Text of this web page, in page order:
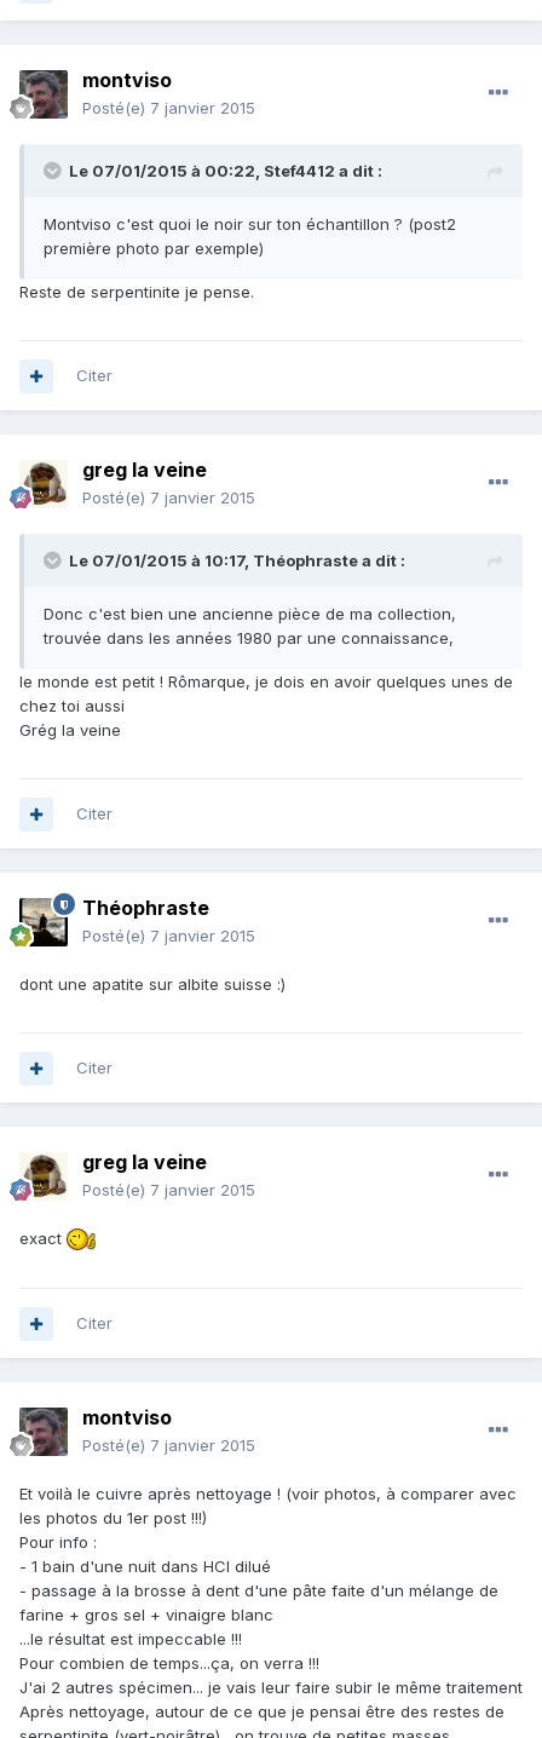
montviso
Posté(e) 7 janvier 2015
Le 07/01/2015 à 00:22, Stef4412 a dit :
Montviso c'est quoi le noir sur ton échantillon ? (post2
première photo par exemple)
Reste de serpentinite je pense.
Citer
greg la veine
Posté(e) 7 janvier 2015
Le 07/01/2015 à 10:17, Théophraste a dit :
Donc c'est bien une ancienne pièce de ma collection,
trouvée dans les années 1980 par une connaissance,
le monde est petit ! Rômarque, je dois en avoir quelques unes de
chez toi aussi
Grég la veine
Citer
Théophraste
Posté(e) 7 janvier 2015
dont une apatite sur albite suisse :)
Citer
greg la veine
Posté(e) 7 janvier 2015
exact
Citer
montviso
Posté(e) 7 janvier 2015
Et voilà le cuivre après nettoyage ! (voir photos, à comparer avec
les photos du 1er post !!!)
Pour info :
- 1 bain d'une nuit dans HCl dilué
- passage à la brosse à dent d'une pâte faite d'un mélange de
farine + gros sel + vinaigre blanc
...le résultat est impeccable !!!
Pour combien de temps...ça, on verra !!!
J'ai 2 autres spécimen... je vais leur faire subir le même traitement
Après nettoyage, autour de ce que je pensai être des restes de